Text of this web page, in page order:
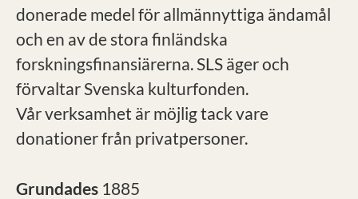
donerade medel för allmännyttiga ändamål
och en av de stora finländska
forskningsfinansiärerna. SLS äger och
förvaltar Svenska kulturfonden.
Vår verksamhet är möjlig tack vare
donationer från privatpersoner.
Grundades 1885